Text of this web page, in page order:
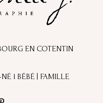
EN COTENTIN
l BÉBÉ | FAMILLE